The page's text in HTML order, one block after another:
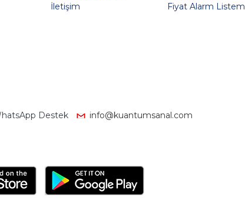
İletişim
Fiyat Alarm Listem
Destek info@kuantumsanal.com